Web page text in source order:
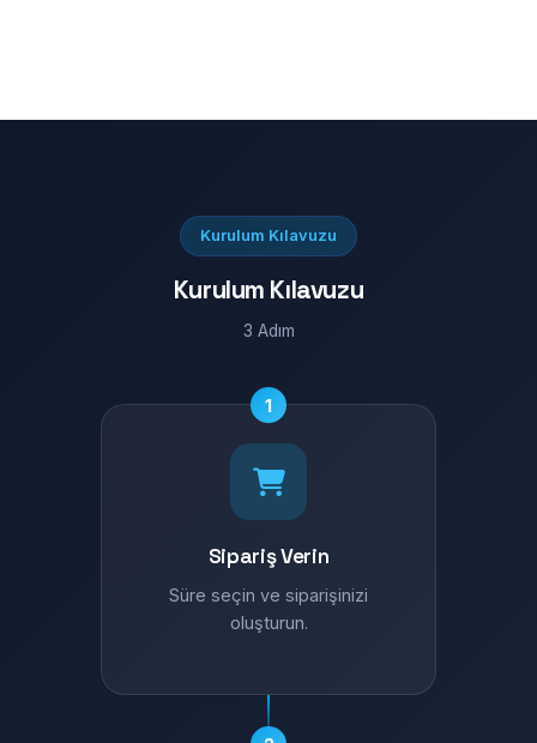
Kurulum Kılavuzu
Kurulum Kılavuzu
3 Adım
1
Sipariş Verin
Süre seçin ve siparişinizi
oluşturun.